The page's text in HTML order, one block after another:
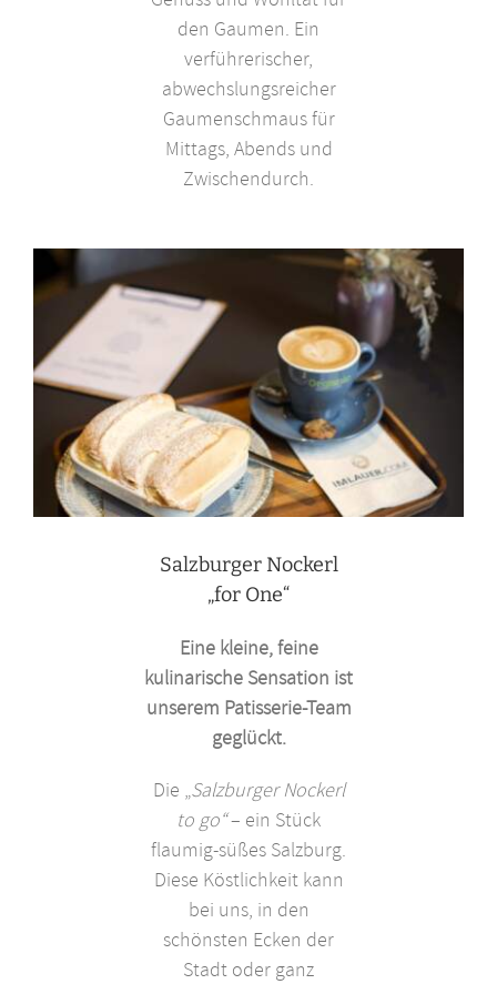
den Gaumen. Ein
verführerischer,
abwechslungsreicher
Gaumenschmaus für
Mittags, Abends und
Zwischendurch.
Salzburger Nockerl
„for One“
Eine kleine, feine
kulinarische Sensation ist
unserem Patisserie-Team
geglückt.
Die „Salzburger Nockerl
to go“– ein Stück
flaumig-süßes Salzburg.
Diese Köstlichkeit kann
bei uns, in den
schönsten Ecken der
Stadt oder ganz